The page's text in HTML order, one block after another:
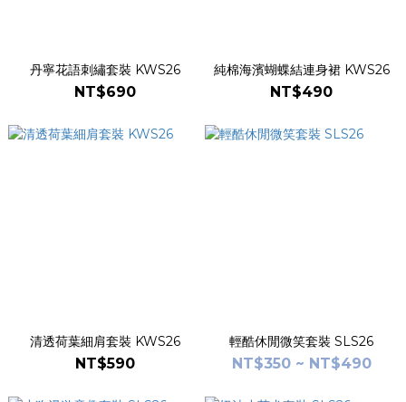
丹寧花語刺繡套裝 KWS26
NT$690
純棉海濱蝴蝶結連身裙 KWS26
NT$490
清透荷葉細肩套裝 KWS26
NT$590
輕酷休閒微笑套裝 SLS26
NT$350 ~ NT$490